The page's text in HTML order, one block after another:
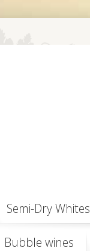
Semi-Dry Whites
Bubble wines